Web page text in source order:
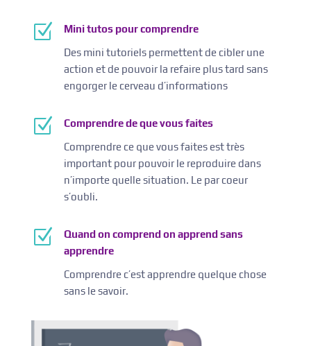
Z
Mini tutos pour comprendre
Des mini tutoriels permettent de cibler une
action et de pouvoir la refaire plus tard sans
engorger le cerveau d’informations
Z
Comprendre de que vous faites
Comprendre ce que vous faites est très
important pour pouvoir le reproduire dans
n’importe quelle situation. Le par coeur
s’oubli.
Z
Quand on comprend on apprend sans
apprendre
Comprendre c’est apprendre quelque chose
sans le savoir.